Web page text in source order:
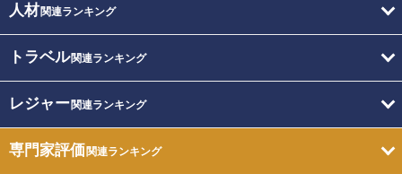
人材関連ランキング
トラベル関連ランキング
レジャー関連ランキング
専門家評価関連ランキング